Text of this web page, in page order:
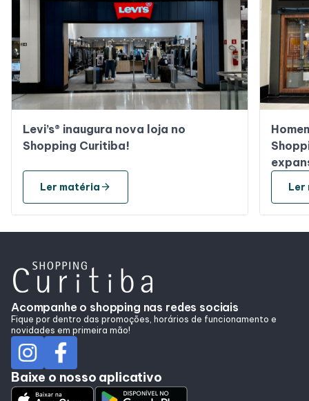
Levi’s® inaugura nova loja no
Shopping Curitiba!
Ler matéria arrow_forward Ler
Acompanhe o shopping nas redes sociais
Fique por dentro das promoções, horários de funcionamento e
novidades em primeira mão!
Baixe o nosso aplicativo